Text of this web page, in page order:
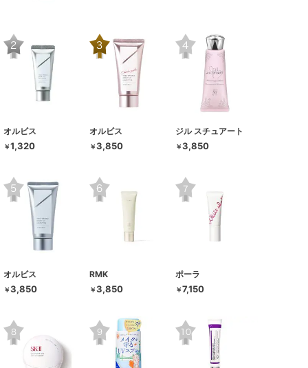
オルビス
￥1,320
オルビス
￥3,850
ジル スチュアート
￥3,850
オルビス
￥3,850
RMK
￥3,850
ポーラ
￥7,150